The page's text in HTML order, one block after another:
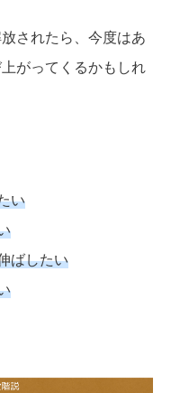
されたら、今度はあ
がってくるかもしれ
い
ばしたい